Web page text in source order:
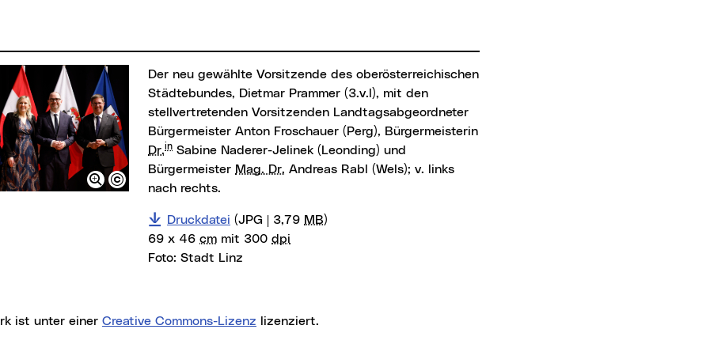
Der neu gewählte Vorsitzende des oberösterreichischen
Städtebundes, Dietmar Prammer (3.v.l), mit den
stellvertretenden Vorsitzenden Landtagsabgeordneter
Bürgermeister Anton Froschauer (Perg), Bürgermeisterin
Dr.in Sabine Naderer-Jelinek (Leonding) und
Bürgermeister Mag. Dr. Andreas Rabl (Wels); v. links
nach rechts.
Druckdatei (JPG | 3,79 MB)
69 x 46 cm mit 300 dpi
Foto: Stadt Linz
ist unter einer Creative Commons-Lizenz lizenziert.